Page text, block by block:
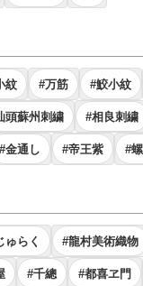
紋 #万筋 #鮫小紋
頭蘇州刺繍 #相良刺繍
#金通し #帝王紫 #
ゅらく #龍村美術織物
#千總 #都喜ヱ門